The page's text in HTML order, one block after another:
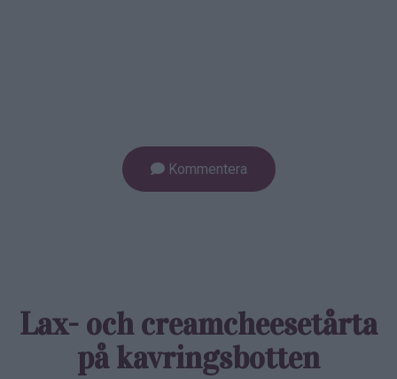
Kommentera
Lax- och creamcheese­tårta
på kavrings­botten